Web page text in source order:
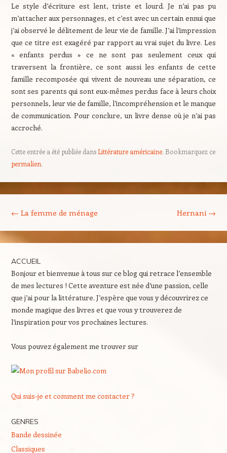
Le style d’écriture est lent, triste et lourd. Je n’ai pas pu
m’attacher aux personnages, et c’est avec un certain ennui que
j’ai observé le délitement de leur vie de famille. J’ai l’impression
que ce titre est exagéré par rapport au vrai sujet du livre. Les
« enfants perdus » ce ne sont pas seulement ceux qui
traversent la frontière, ce sont aussi les enfants de cette
famille recomposée qui vivent de nouveau une séparation, ce
sont ses parents qui sont eux-mêmes perdus face à leurs choix
personnels, leur vie de famille, l’incompréhension et le manque
de communication. Pour conclure, un livre dense où je n’ai pas
accroché.
Cette entrée a été publiée dansLittérature américaine. Bookmarquez ce
permalien.
← La femme de ménage Hernani →
ACCUEIL
Bonjour et bienvenue à tous sur ce blog qui retrace l’ensemble
de mes lectures ! Cette aventure est née d’une passion, celle
que j’ai pour la littérature. J’espère que vous y découvrirez ce
monde magique des livres et que vous y trouverez de
l’inspiration pour vos prochaines lectures.
Vous pouvez également me trouver sur
Qui suis-je et comment me contacter ?
GENRES
Bande dessinée
Classiques